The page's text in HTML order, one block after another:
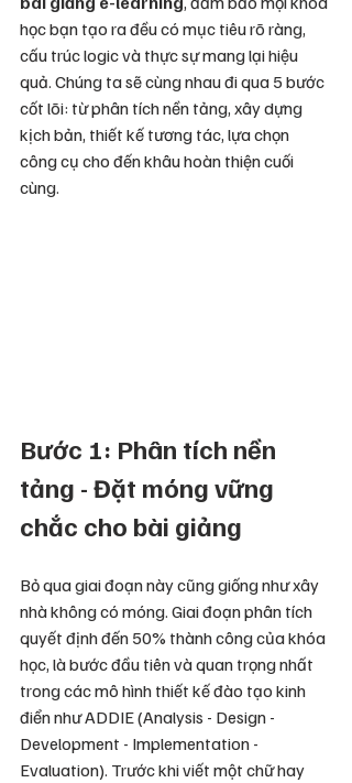
học bạn tạo ra đều có mục tiêu rõ ràng,
cấu trúc logic và thực sự mang lại hiệu
quả. Chúng ta sẽ cùng nhau đi qua 5 bước
cốt lõi: từ phân tích nền tảng, xây dựng
kịch bản, thiết kế tương tác, lựa chọn
công cụ cho đến khâu hoàn thiện cuối
cùng.
Bước 1: Phân tích nền
tảng - Đặt móng vững
chắc cho bài giảng
Bỏ qua giai đoạn này cũng giống như xây
nhà không có móng. Giai đoạn phân tích
quyết định đến 50% thành công của khóa
học, là bước đầu tiên và quan trọng nhất
trong các mô hình thiết kế đào tạo kinh
điển như ADDIE (Analysis - Design -
Development - Implementation -
Evaluation). Trước khi viết một chữ hay